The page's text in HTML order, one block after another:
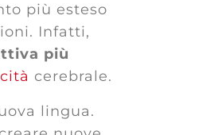
più esteso
Infatti,
più
cerebrale.
lingua.